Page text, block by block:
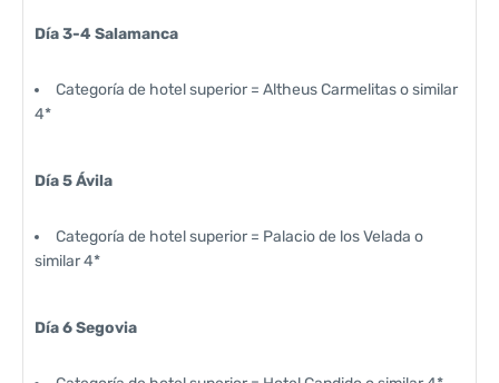
Día 3-4 Salamanca
Categoría de hotel superior = Altheus Carmelitas o similar
4*
Día 5 Ávila
Categoría de hotel superior = Palacio de los Velada o
similar 4*
Día 6 Segovia